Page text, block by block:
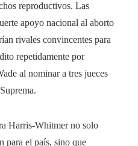
reproductivos. Las
apoyo nacional al aborto
rivales convincentes para
repetidamente por
al nominar a tres jueces
Harris-Whitmer no solo
para el país, sino que